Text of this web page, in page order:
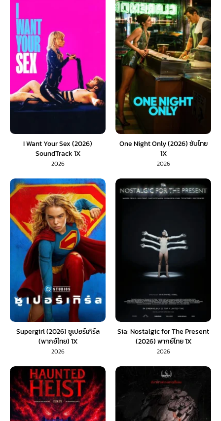
I Want Your Sex (2026)
SoundTrack 1X
2026
One Night Only (2026) ซับไทย
1X
2026
Supergirl (2026) ซูเปอร์เกิร์ล
(พากย์ไทย) 1X
2026
Sia: Nostalgic for The Present
(2026) พากย์ไทย 1X
2026